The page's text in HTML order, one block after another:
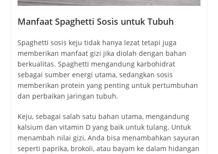
Manfaat Spaghetti Sosis untuk Tubuh
Spaghetti sosis keju tidak hanya lezat tetapi juga
memberikan manfaat gizi jika diolah dengan bahan
berkualitas. Spaghetti mengandung karbohidrat
sebagai sumber energi utama, sedangkan sosis
memberikan protein yang penting untuk pertumbuhan
dan perbaikan jaringan tubuh.
Keju, sebagai salah satu bahan utama, mengandung
kalsium dan vitamin D yang baik untuk tulang. Untuk
menambah nilai gizi, Anda bisa menambahkan sayuran
seperti paprika, brokoli, atau bayam ke dalam hidangan